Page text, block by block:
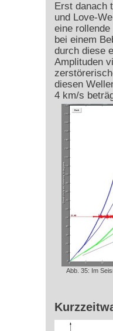
Erst danach
und Love-
eine
bei einem
durch diese
Amplituden
diesen
4 km/s
Abb. 35: Im